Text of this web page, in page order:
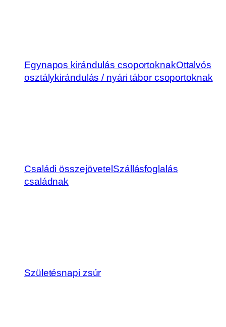
Egynapos kirándulás csoportoknakOttalvós
osztálykirándulás / nyári tábor csoportoknak
Családi összejövetelSzállásfoglalás
családnak
Születésnapi zsúr